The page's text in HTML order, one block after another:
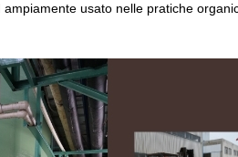
usato nelle pratiche